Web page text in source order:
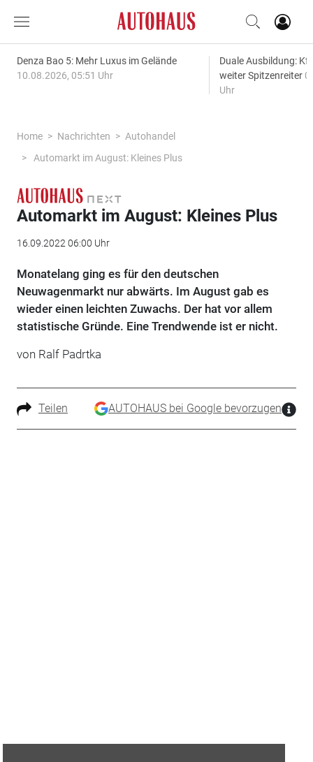
Denza Bao 5: Mehr Luxus im Gelände
10.08.2026, 05:51 Uhr
Duale Ausbildung:
weiter Spitzenreiter
Uhr
Home Nachrichten
Autohandel
Automarkt im August: Kleines Plus
Automarkt im August: Kleines Plus
16.09.2022 06:00 Uhr
Monatelang ging es für den deutschen
Neuwagenmarkt nur abwärts. Im August gab es
wieder einen leichten Zuwachs. Der hat vor allem
statistische Gründe. Eine Trendwende ist er nicht.
von Ralf Padrtka
Teilen AUTOHAUS bei Google bevorzugen